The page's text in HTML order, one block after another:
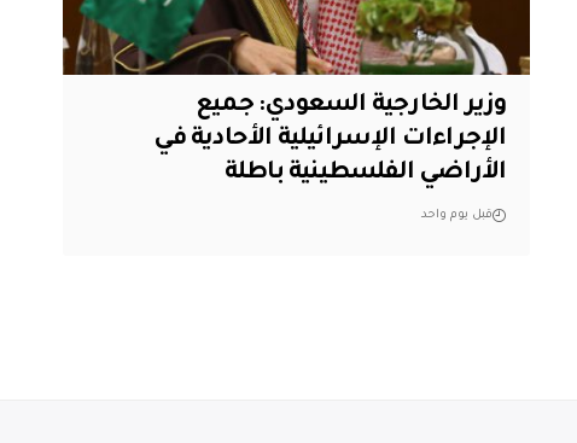
وزير الخارجية السعودي: جميع
الإجراءات الإسرائيلية الأحادية في
الأراضي الفلسطينية باطلة
قبل يوم واحد